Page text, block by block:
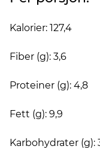
Kalorier: 127,4
Fiber (g): 3,6
Proteiner (g): 4,8
Fett (g): 9,9
Karbohydrater (g):